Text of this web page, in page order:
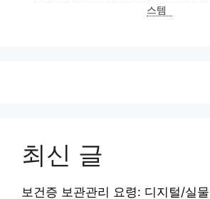
스템
최신 글
보건증 보관관리 요령: 디지털/실